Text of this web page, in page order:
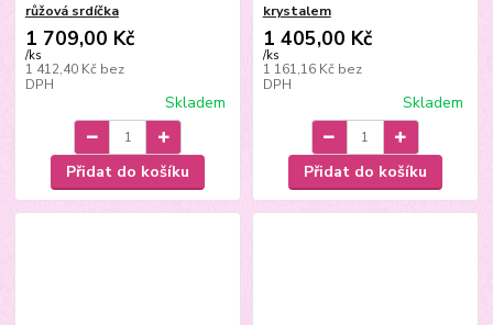
růžová srdíčka
1 709,00 Kč
/ks
1 412,40 Kč bez
DPH
Skladem
Přidat do košíku
krystalem
1 405,00 Kč
/ks
1 161,16 Kč bez
DPH
Skladem
Přidat do košíku